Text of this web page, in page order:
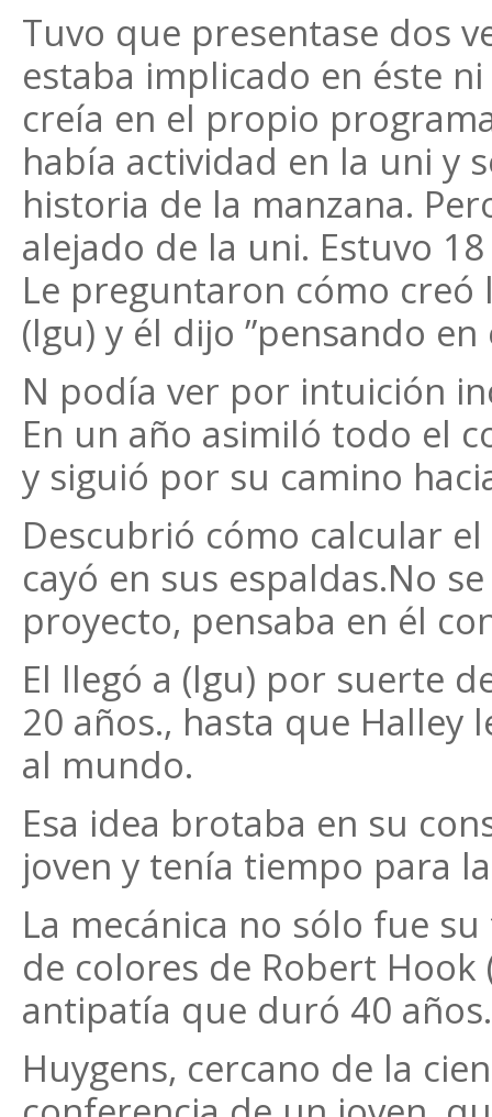
Tuvo que presentase dos
estaba implicado en éste
creía en el propio
había actividad en la uni y
historia de la manzana.
alejado de la uni. Estuvo
Le preguntaron cómo creó
(lgu) y él dijo ”pensando
N podía ver por intuición
En un año asimiló todo el
y siguió por su camino
Descubrió cómo calcular
cayó en sus espaldas.No
proyecto, pensaba en él
El llegó a (lgu) por suerte
20 años., hasta que Halley
al mundo.
Esa idea brotaba en su
joven y tenía tiempo para
La mecánica no sólo fue
de colores de Robert
antipatía que duró 40 años.
Huygens, cercano de la